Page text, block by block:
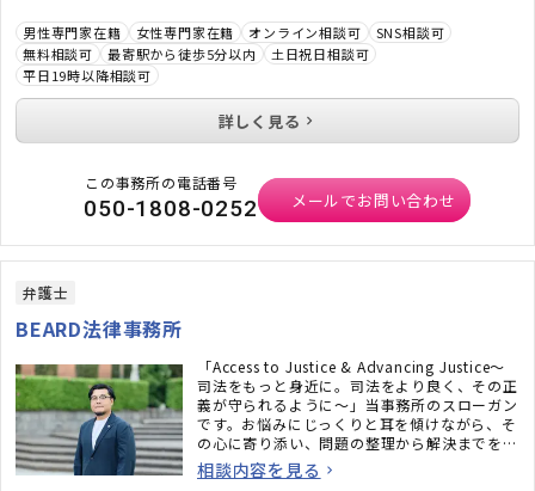
男性専門家在籍 女性専門家在籍 オンライン相談可
SNS相談可
無料相談可
最寄駅から徒歩5分以内
土日祝日相談可
平日19時以降相談可
詳しく見る
この事務所の電話番号
050-1808-0252 メールでお問い合わせ
弁護士
BEARD法律事務所
「Access to Justice & Advancing Justice〜
司法をもっと身近に。司法をより良く、その正
義が守られるように〜」当事務所のスローガン
です。お悩みにじっくりと耳を傾けながら、そ
の心に寄り添い、問題の整理から解決までを二
人三脚でサポートいたします。
相談内容を見る